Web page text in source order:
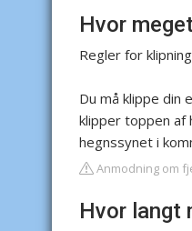
Hvor
Regler for
Du må klippe din
klipper toppen af
hegnssynet i
Anmodning om
Hvor langt